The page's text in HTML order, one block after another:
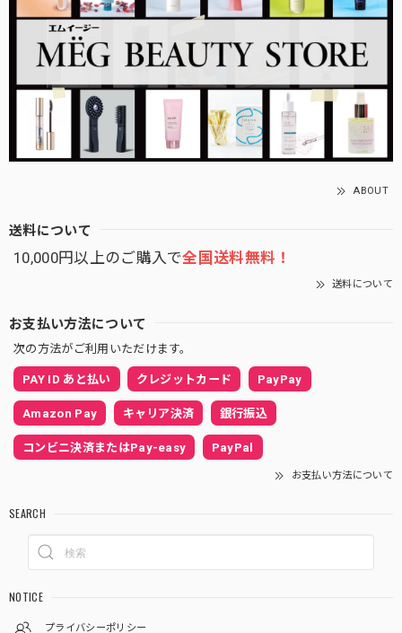
ABOUT
送料について
10,000円以上のご購入で全国送料無料！
送料について
お支払い方法について
次の方法がご利用いただけます。
PAY ID あと払い クレジットカード PayPay
Amazon Pay キャリア決済 銀行振込
コンビニ決済またはPay-easy PayPal
お支払い方法について
SEARCH
NOTICE
プライバシーポリシー